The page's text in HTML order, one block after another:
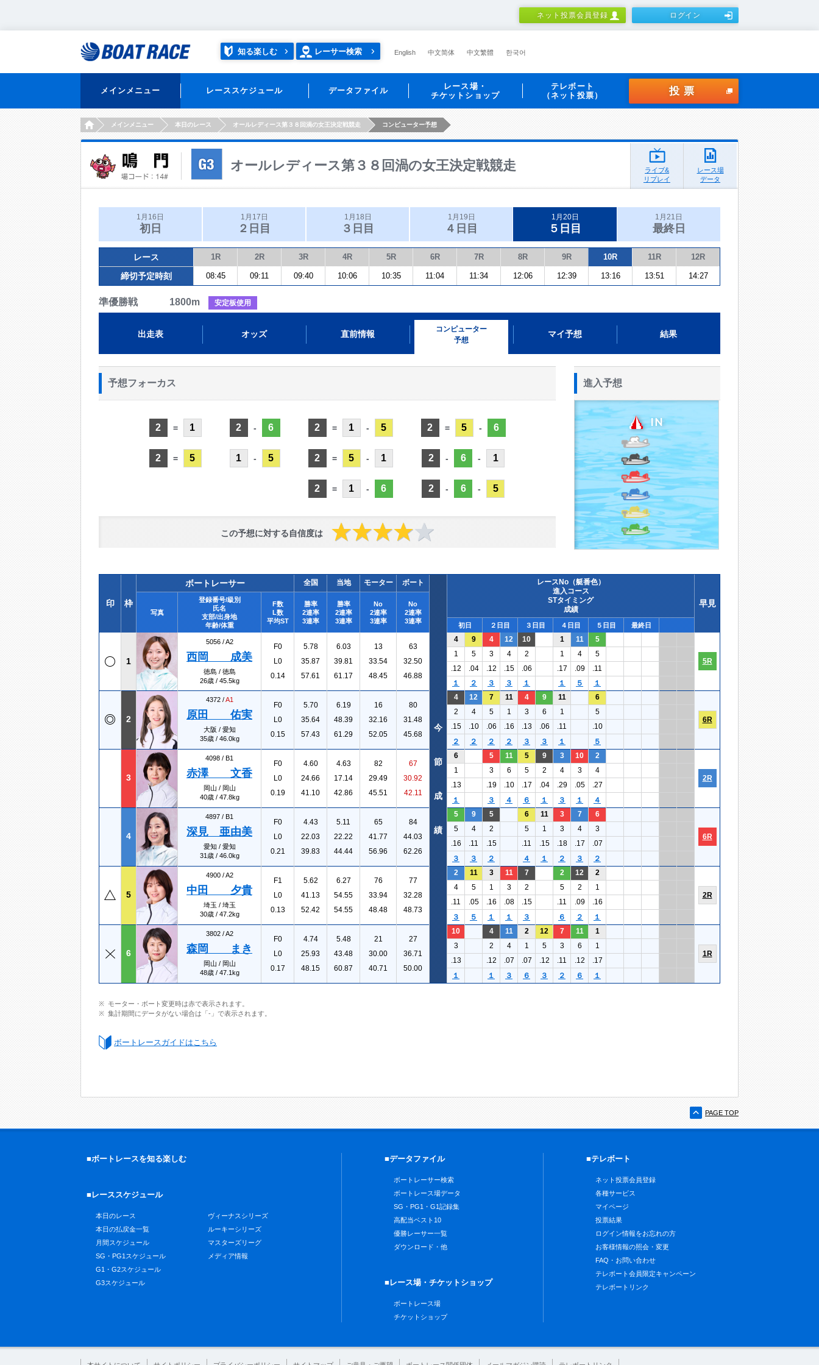
ネット投票会員登録 ログイン
知る楽しむ レーサー検索 English 中文简体 中文繁體 한국어
メインメニュー レーススケジュール データファイル
レース場・
チケットショップ
テレボート
（ネット投票）
投票
HOMEメインメニュー 本日のレース オールレディース第３８回渦の女王決定戦競走 コンピューター予想
オールレディース第３８回渦の女王決定戦競走
ライブ&
リプレイ
レース場
データ
1月16日
初日
1月17日
２日目
1月18日
３日目
1月19日
４日目
1月20日
５日目
1月21日
最終日
レース 1R 2R 3R 4R 5R 6R 7R 8R 9R 10R 11R 12R
締切予定時刻 08:45 09:11 09:40 10:06 10:35 11:04 11:34 12:06 12:39 13:16 13:51 14:27
準優勝戦 1800m 安定板使用
出走表 オッズ 直前情報
コンピューター
予想
マイ予想 結果
予想フォーカス
2 = 1
2 = 5
2 - 6
1 - 5
2 = 1 - 5
2 = 5 - 1
2 = 1 - 6
2 = 5 - 6
2 - 6 - 1
2 - 6 - 5
この予想に対する自信度は
進入予想
印 枠
ボートレーサー 全国 当地 モーター ボート
レースNo（艇番色）
進入コース
STタイミング
成績
早見
写真
登録番号/級別
氏名
支部/出身地
年齢/体重
F数
L数
平均ST
勝率
2連率
3連率
勝率
2連率
3連率
No
2連率
3連率
No
2連率
3連率
初日 ２日目 ３日目 ４日目 ５日目 最終日
1
5056 /A2
西岡 成美
徳島 / 徳島
26歳 / 45.5kg
F0
L0
0.14
5.78
35.87
57.61
6.03
39.81
61.17
13
33.54
48.45
63
32.50
46.88
4 9 4 12 10 1 11 5
5R
1 5 3 4 2 1 4
5
.12
.04 .12 .15 .06 .17 .09
.11
１
２ ３ ３ １ １ ５ １
2
4372 /A1
原田 佑実
大阪 / 愛知
35歳 / 46.0kg
F0
L0
0.15
5.70
35.64
57.43
6.19
48.39
61.29
16
32.16
52.05
80
31.48
45.68
4 12 7 11 4 9 11 6
6R
2 4 5 1 3 6 1
5
.15
.10 .06 .16 .13 .06 .11
.10
２
２ ２ ２ ３ ３ １ ５
3
4098 / B1
赤澤 文香
岡山 / 岡山
40歳 / 47.8kg
F0
L0
0.19
4.60
24.66
41.10
4.63
17.14
42.86
82
29.49
45.51
67
30.92
42.11
6 5 11 5 9 3 10 2
2R
1 3 6 5 2 4 3
4
.13
.19 .10 .17 .04 .29 .05
.27
１
３ ４ ６ １ ３ １ ４
4
4897 / B1
深見 亜由美
愛知 / 愛知
31歳 / 46.0kg
F0
L0
0.21
4.43
22.03
39.83
5.11
22.22
44.44
65
41.77
56.96
84
44.03
62.26
5 9 5 6 11 3 7 6
6R
5 4 2 5 1 3 4
3
.16
.11 .15 .11 .15 .18 .17
.07
３
３ ２ ４ １ ２ ３ ２
5
4900 /A2
中田 夕貴
埼玉 / 埼玉
30歳 / 47.2kg
F1
L0
0.13
5.62
41.13
52.42
6.27
54.55
54.55
76
33.94
48.48
77
32.28
48.73
2 11 3 11 7 2 12 2
2R
4 5 1 3 2 5 2
1
.11
.05 .16 .08 .15 .11 .09
.16
３
５ １ １ ３ ６ ２ １
6
3802 /A2
森岡 まき
岡山 / 岡山
48歳 / 47.1kg
F0
L0
0.17
4.74
25.93
48.15
5.48
43.48
60.87
21
30.00
40.71
27
36.71
50.00
10 4 11 2 12 7 11 1
1R
3 2 4 1 5 3 6
1
.13
.12 .07 .07 .12 .11 .12
.17
１
１ ３ ６ ３ ２ ６ １
今
節
成
績
モーター・ボート変更時は赤で表示されます。
集計期間にデータがない場合は「-」で表示されます。
ボートレースガイドはこちら
PAGE TOP
■ボートレースを知る楽しむ
■レーススケジュール
本日のレース
本日の払戻金一覧
月間スケジュール
SG・PG1スケジュール
G1・G2スケジュール
G3スケジュール
ヴィーナスシリーズ
ルーキーシリーズ
マスターズリーグ
メディア情報
■データファイル
ボートレーサー検索
ボートレース場データ
SG・PG1・G1記録集
高配当ベスト10
優勝レーサー一覧
ダウンロード・他
■レース場・チケットショップ
ボートレース場
チケットショップ
■テレボート
ネット投票会員登録
各種サービス
マイページ
投票結果
ログイン情報をお忘れの方
お客様情報の照会・変更
FAQ・お問い合わせ
テレボート会員限定キャンペーン
テレボートリンク